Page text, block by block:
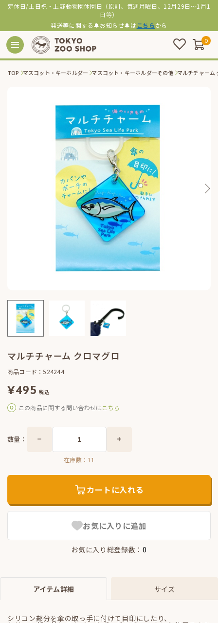
定休日/土日祝・上野動物園休園日（原則、毎週月曜日、12月29日～1月1
日等）
発送等に関する🔔お知らせ🔔は こちらから
0
TOP マスコット・キーホルダー マスコット・キーホルダーその他 マルチチャーム
マルチチャーム クロマグロ
商品コード：524244
¥495 税込
この商品に関する問い合わせはこちら
お気に入りに追加
お気に入り総登録数：0
数量：
在庫数： 11
カートに入れる
アイテム詳細 サイズ
シリコン部分を傘の取っ手に付けて目印にしたり、